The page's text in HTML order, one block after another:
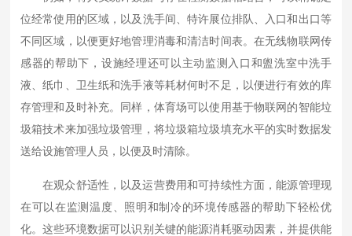
位经常使用的区域，以及洗手间、特许展位排队、入口和出口等
不同区域，以便更好地管理消毒和清洁时间表。在无线物联网传
感器的帮助下，设施经理还可以主动监测入口和盥洗室中洗手
液、纸巾、卫生纸和洗手液等耗材何时不足，以便进行有效的库
存管理和及时补充。同样，体育场可以使用基于物联网的智能垃
圾箱技术来加强垃圾管理，将垃圾箱垃圾填充水平的实时数据发
送给设施管理人员，以便及时清除。
在观众舒适性，以及运营费用和可持续性方面，能源管理现
在可以在监测温度、照明和制冷的环境传感器的帮助下轻松优
化。这些环境数据可以识别关键的能源消耗驱动因素，并提供能